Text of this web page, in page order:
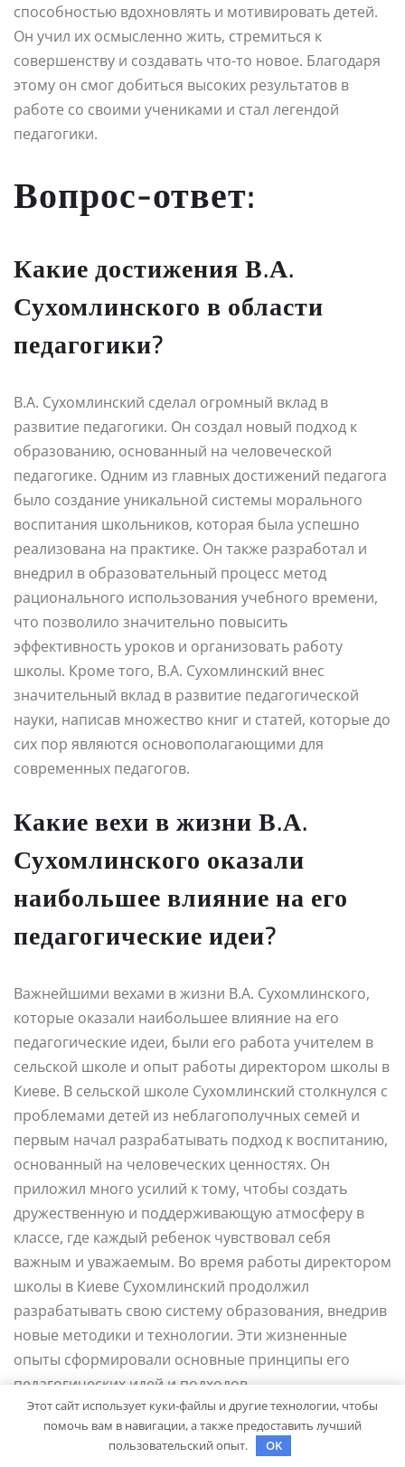
способностью вдохновлять и мотивировать детей.
Он учил их осмысленно жить, стремиться к
совершенству и создавать что-то новое. Благодаря
этому он смог добиться высоких результатов в
работе со своими учениками и стал легендой
педагогики.
Вопрос-ответ:
Какие достижения В.А.
Сухомлинского в области
педагогики?
В.А. Сухомлинский сделал огромный вклад в
развитие педагогики. Он создал новый подход к
образованию, основанный на человеческой
педагогике. Одним из главных достижений педагога
было создание уникальной системы морального
воспитания школьников, которая была успешно
реализована на практике. Он также разработал и
внедрил в образовательный процесс метод
рационального использования учебного времени,
что позволило значительно повысить
эффективность уроков и организовать работу
школы. Кроме того, В.А. Сухомлинский внес
значительный вклад в развитие педагогической
науки, написав множество книг и статей, которые до
сих пор являются основополагающими для
современных педагогов.
Какие вехи в жизни В.А.
Сухомлинского оказали
наибольшее влияние на его
педагогические идеи?
Важнейшими вехами в жизни В.А. Сухомлинского,
которые оказали наибольшее влияние на его
педагогические идеи, были его работа учителем в
сельской школе и опыт работы директором школы в
Киеве. В сельской школе Сухомлинский столкнулся с
проблемами детей из неблагополучных семей и
первым начал разрабатывать подход к воспитанию,
основанный на человеческих ценностях. Он
приложил много усилий к тому, чтобы создать
дружественную и поддерживающую атмосферу в
классе, где каждый ребенок чувствовал себя
важным и уважаемым. Во время работы директором
школы в Киеве Сухомлинский продолжил
разрабатывать свою систему образования, внедрив
новые методики и технологии. Эти жизненные
опыты сформировали основные принципы его
педагогических идей и подходов.
Какие достижения имеет В. А.
Этот сайт использует куки-файлы и другие технологии, чтобы
помочь вам в навигации, а также предоставить лучший
пользовательский опыт.
OK